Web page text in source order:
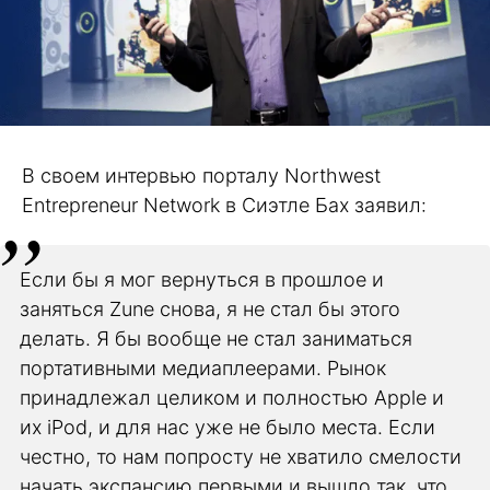
В своем интервью порталу Northwest
Entrepreneur Network в Сиэтле Бах заявил:
Если бы я мог вернуться в прошлое и
заняться Zune снова, я не стал бы этого
делать. Я бы вообще не стал заниматься
портативными медиаплеерами. Рынок
принадлежал целиком и полностью Apple и
их iPod, и для нас уже не было места. Если
честно, то нам попросту не хватило смелости